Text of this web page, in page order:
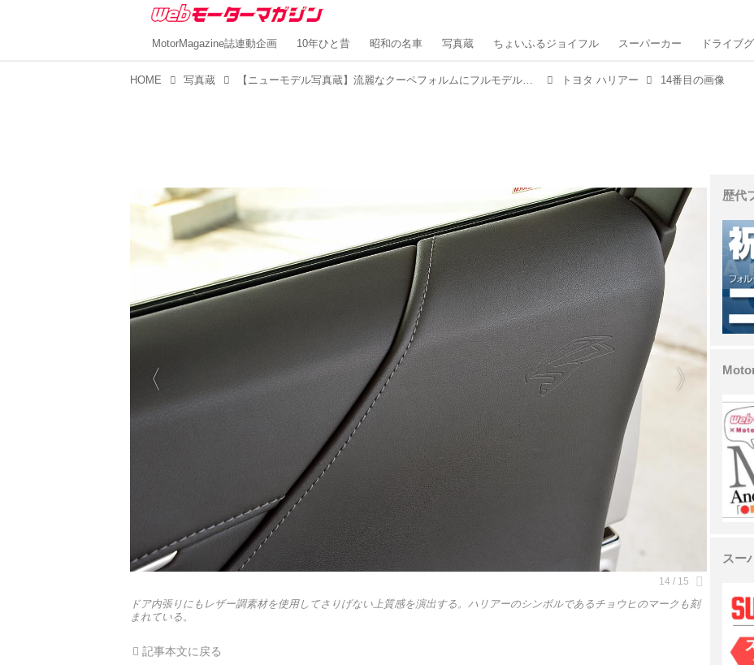
MotorMagazine誌連動企画 10年ひと昔 昭和の名車 写真蔵 ちょいふるジョイフル スーパーカー ドライブ
HOME 写真蔵 【ニューモデル写真蔵】流麗なクーペフォルムにフルモデルチェンジした都市型SUV「トヨタ ハリアー」 トヨタ ハリアー 14番目の画像
ドア内張りにもレザー調素材を使用してさりげない上質感を演出する。ハリアーのシンボルであるチョウヒのマークも刻
まれている。
記事本文に戻る
歴代
スー